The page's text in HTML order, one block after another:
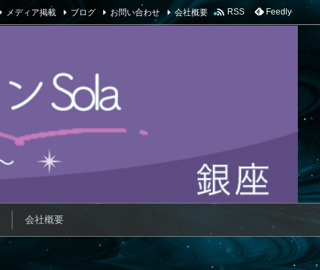
会社概要
メディア掲載 ブログ お問い合わせ 会社概要  RSS Feedly